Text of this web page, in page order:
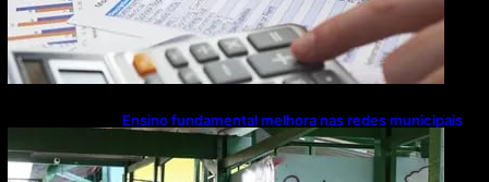
Ensino fundamental melhora nas redes municipais